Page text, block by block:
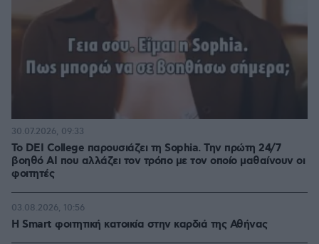
Το DEI College παρουσιάζει τη Sophia. Την πρώτη 24/7
βοηθό AI που αλλάζει τον τρόπο με τον οποίο μαθαίνουν οι
φοιτητές
30.07.2026, 09:33
Η Smart φοιτητική κατοικία στην καρδιά της Αθήνας
03.08.2026, 10:56